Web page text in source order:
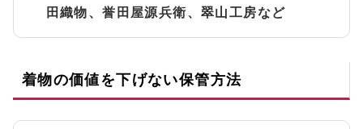
田織物、誉田屋源兵衛、翠山工房など
着物の価値を下げない保管方法